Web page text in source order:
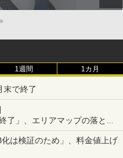
●
1週間 1カ月
末で終了
了」、エリアマップの落とし
は検証のため」、料金値上げ